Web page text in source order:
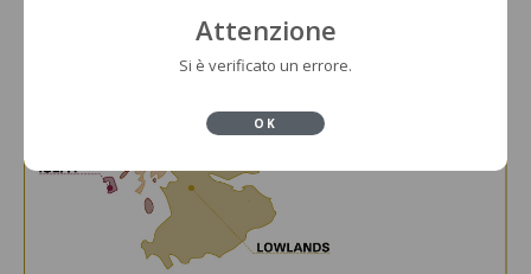
Attenzione
Si è verificato un errore.
OK